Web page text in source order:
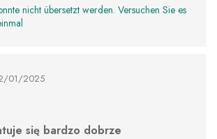
nicht übersetzt werden. Versuchen Sie es
01/2025
się bardzo dobrze